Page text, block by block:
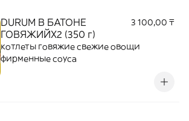
DURUM В БАТОНЕ
ГОВЯЖИЙХ2 (350 г)
3 100,00 ₸
котлеты говяжие свежие овощи
фирменные соуса